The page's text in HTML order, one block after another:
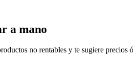
a mano
no rentables y te sugiere